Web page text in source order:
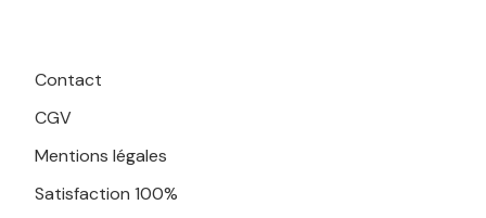
Contact
CGV
Mentions légales
Satisfaction 100%